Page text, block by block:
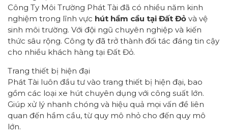
Công Ty Môi Trường Phát Tài đã có nhiều năm kinh
nghiệm trong lĩnh vực hút hầm cầu tại Đất Đỏ và vệ
sinh môi trường. Với đội ngũ chuyên nghiệp và kiến
thức sâu rộng. Công ty đã trở thành đối tác đáng tin cậy
cho nhiều khách hàng tại Đất Đỏ.
Trang thiết bị hiện đại
Phát Tài luôn đầu tư vào trang thiết bị hiện đại, bao
gồm các loại xe hút chuyên dụng với công suất lớn.
Giúp xử lý nhanh chóng và hiệu quả mọi vấn đề liên
quan đến hầm cầu, từ quy mô nhỏ cho đến quy mô
lớn.